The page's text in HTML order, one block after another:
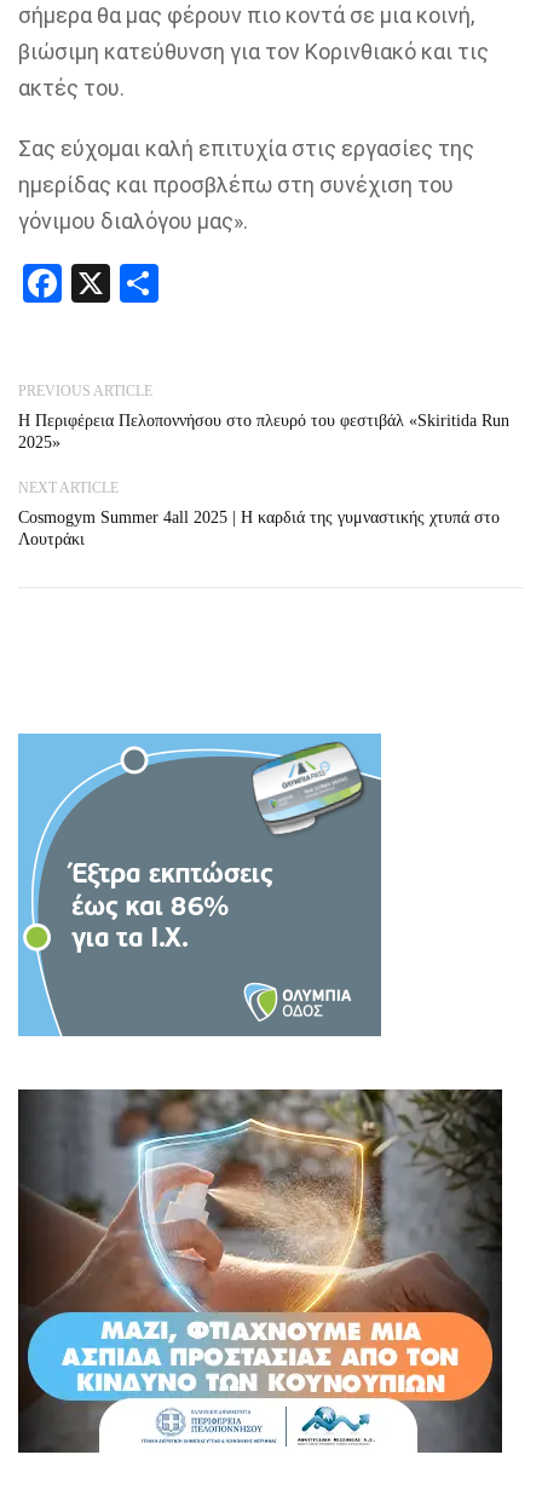
σήμερα θα μας φέρουν πιο κοντά σε μια κοινή,
βιώσιμη κατεύθυνση για τον Κορινθιακό και τις
ακτές του.
Σας εύχομαι καλή επιτυχία στις εργασίες της
ημερίδας και προσβλέπω στη συνέχιση του
γόνιμου διαλόγου μας».
Facebook
X
PREVIOUS ARTICLE
Η Περιφέρεια Πελοποννήσου στο πλευρό του φεστιβάλ «Skiritida Run
2025»
NEXT ARTICLE
Cosmogym Summer 4all 2025 | Η καρδιά της γυμναστικής χτυπά στο
Λουτράκι